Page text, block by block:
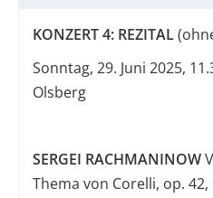
KONZERT 4: REZITAL
Sonntag, 29. Juni 2025,
Olsberg
SERGEI RACHMANINOW
Thema von Corelli, op.